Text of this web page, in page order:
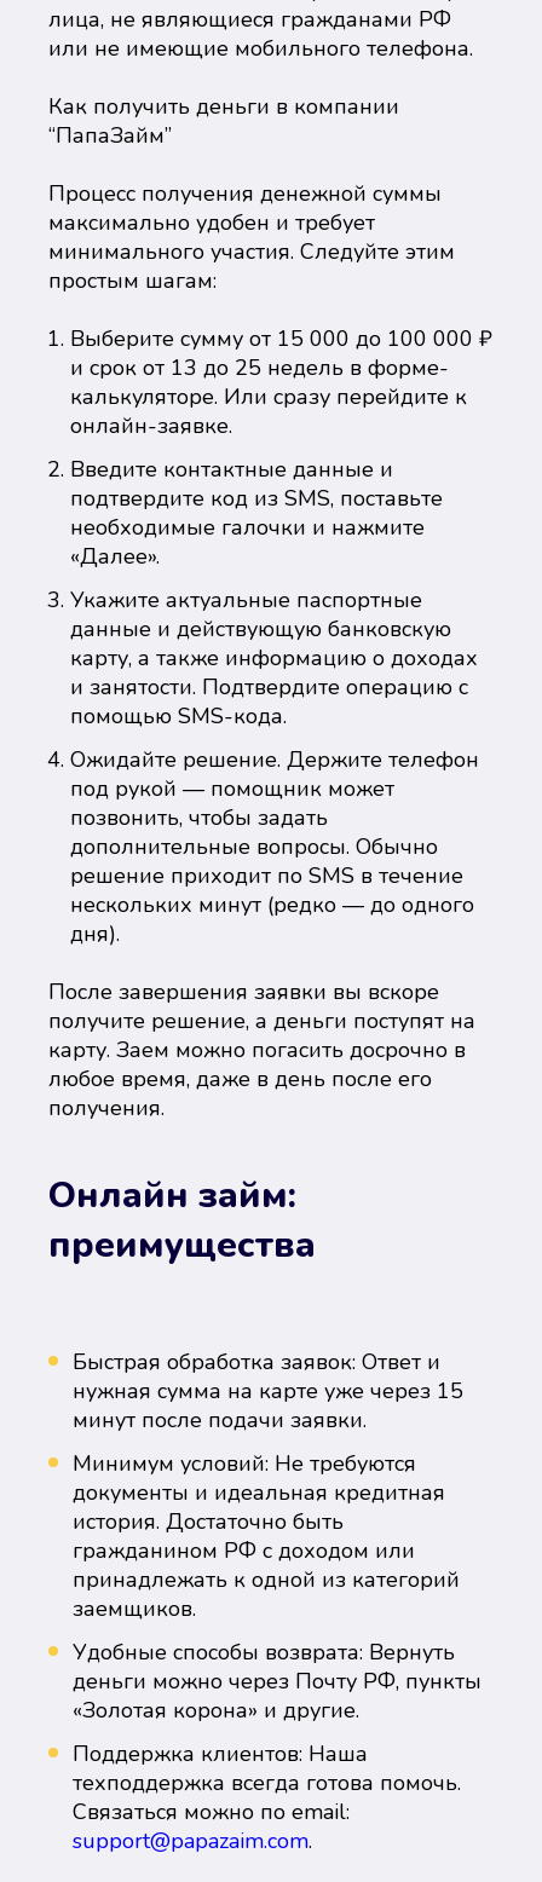
лица, не являющиеся гражданами РФ
или не имеющие мобильного телефона.
Как получить деньги в компании
“ПапаЗайм”
Процесс получения денежной суммы
максимально удобен и требует
минимального участия. Следуйте этим
простым шагам:
Выберите сумму от 15 000 до 100 000 ₽
и срок от 13 до 25 недель в форме-
калькуляторе. Или сразу перейдите к
онлайн-заявке.
Введите контактные данные и
подтвердите код из SMS, поставьте
необходимые галочки и нажмите
«Далее».
Укажите актуальные паспортные
данные и действующую банковскую
карту, а также информацию о доходах
и занятости. Подтвердите операцию с
помощью SMS-кода.
Ожидайте решение. Держите телефон
под рукой — помощник может
позвонить, чтобы задать
дополнительные вопросы. Обычно
решение приходит по SMS в течение
нескольких минут (редко — до одного
дня).
После завершения заявки вы вскоре
получите решение, а деньги поступят на
карту. Заем можно погасить досрочно в
любое время, даже в день после его
получения.
Онлайн займ:
преимущества
Быстрая обработка заявок: Ответ и
нужная сумма на карте уже через 15
минут после подачи заявки.
Минимум условий: Не требуются
документы и идеальная кредитная
история. Достаточно быть
гражданином РФ с доходом или
принадлежать к одной из категорий
заемщиков.
Удобные способы возврата: Вернуть
деньги можно через Почту РФ, пункты
«Золотая корона» и другие.
Поддержка клиентов: Наша
техподдержка всегда готова помочь.
Связаться можно по email:
support@papazaim.com.